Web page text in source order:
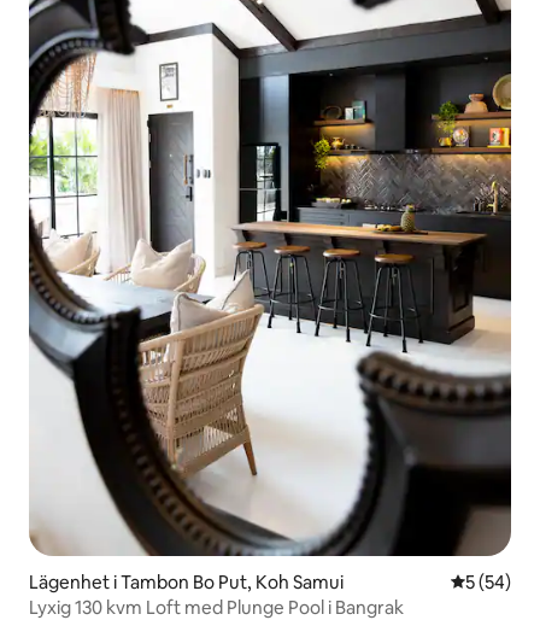
Lägenhet i Tambon Bo Put, Koh Samui 5 av 5 i
5 (54)
Lyxig 130 kvm Loft med Plunge Pool i Bangrak